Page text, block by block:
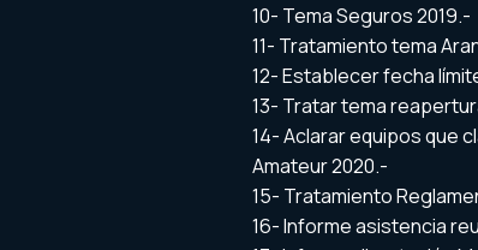
10- Tema Seguros 2019.-
11- Tratamiento tema
12- Establecer fecha
13- Tratar tema
14- Aclarar equipos que
Amateur 2020.-
15- Tratamiento
16- Informe asistencia